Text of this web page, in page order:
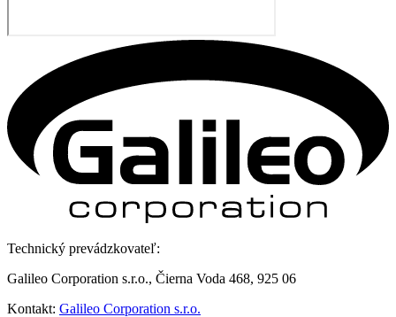
Technický prevádzkovateľ:
Galileo Corporation s.r.o., Čierna Voda 468, 925 06
Kontakt: Galileo Corporation s.r.o.